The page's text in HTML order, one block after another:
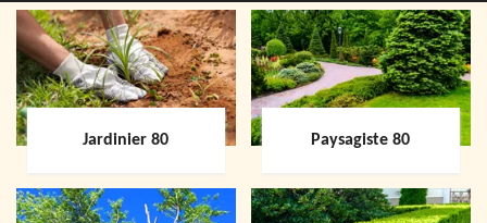
Jardinier 80 Paysagiste 80